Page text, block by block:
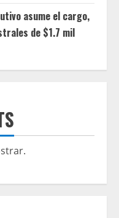
asume el cargo,
de $1.7 mil